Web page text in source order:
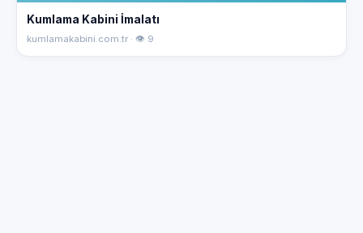
Kumlama Kabini İmalatı
kumlamakabini.com.tr · 👁 9